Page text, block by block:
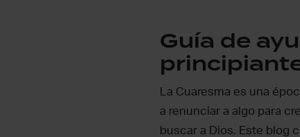
Guía de
La Cuaresma es una
a renunciar a algo para
buscar a Dios. Este blog